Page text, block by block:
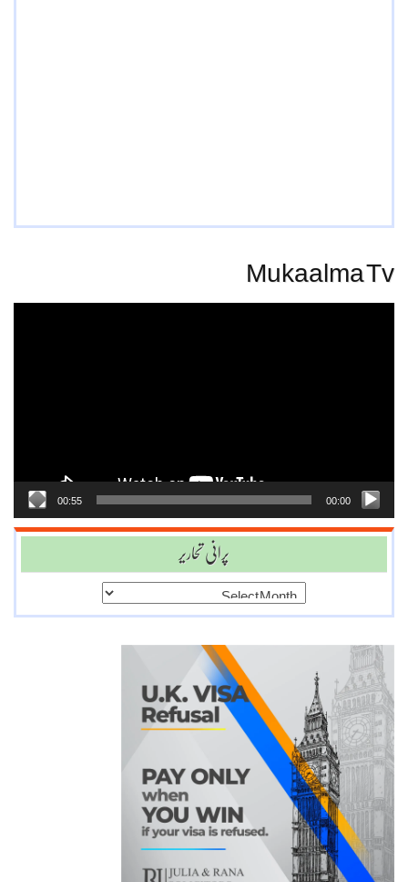
Mukaalma Tv
00:00
00:55
پرانی تحاریر